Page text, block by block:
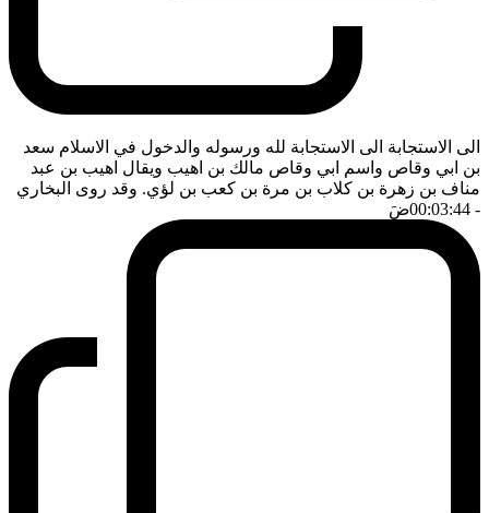
الى الاستجابة الى الاستجابة لله ورسوله والدخول في الاسلام سعد
بن ابي وقاص واسم ابي وقاص مالك بن اهيب ويقال اهيب بن عبد
مناف بن زهرة بن كلاب بن مرة بن كعب بن لؤي. وقد روى البخاري
- 00:03:44
ضَ